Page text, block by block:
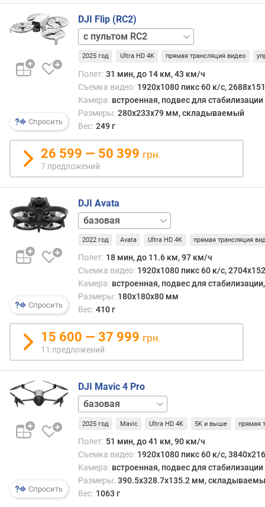
о
з
о
л
а
с
к
о
р
с
т
м
/
ч
)
с
к
о
о
с
д
Спросить
DJI Flip (RC2)
Fly
More
Combo
(RC2)базовая
2025 год Ultra HD 4K прямая трансляция видео
Полет: 31 мин, до 14 км, 43 км/ч
Съемка видео: 1920x1080 пикс 60 к/с,
Камера: встроенная, подвес для стабилизации
Размеры: 280x233x79 мм, складываемый
Вес: 249 г
26 599 — 50 399 грн.
7 предложений
Спросить
DJI Avata
Fly
Smart
ComboPro-
View
Combo
2022 год Avata Ultra HD 4K прямая трансляция
Полет: 18 мин, до 11.6 км, 97 км/ч
Съемка видео: 1920x1080 пикс 60 к/с,
Камера: встроенная, подвес для
Размеры: 180x180x80 мм
Вес: 410 г
15 600 — 37 999 грн.
11 предложений
Спросить
DJI Mavic 4 Pro
Creator
ComboFly
More
Combo
2025 год Mavic Ultra HD 4K 5K и выше прямая
Полет: 51 мин, до 41 км, 90 км/ч
Съемка видео: 1920x1080 пикс 60 к/с,
Камера: встроенная, подвес для стабилизации
Размеры: 390.5x328.7x135.2 мм,
Вес: 1063 г